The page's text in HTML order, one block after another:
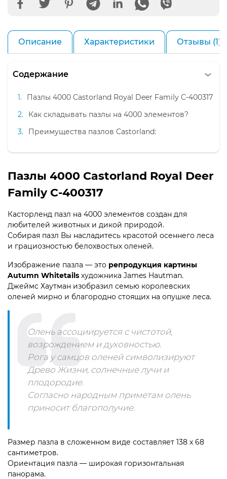
Описание Характеристики Отзывы (1)
Содержание
Пазлы 4000 Castorland Royal Deer Family C-400317
Как складывать пазлы на 4000 элементов?
Преимущества пазлов Castorland:
Пазлы 4000 Castorland Royal Deer
Family C-400317
Касторленд пазл на 4000 элементов создан для
любителей животных и дикой природой.
Собирая пазл Вы насладитесь красотой осеннего леса
и грациозностью белохвостых оленей.
Изображение пазла — это репродукция картины
Autumn Whitetails художника James Hautman.
Джеймс Хаутман изобразил семью королевских
оленей мирно и благородно стоящих на опушке леса.
Олень ассоциируется с чистотой,
возрождением и духовностью.
Рога у самцов оленей символизируют
Древо Жизни, солнечные лучи и
плодородие.
Согласно народным приметам олень
приносит благополучие.
Размер пазла в сложенном виде составляет 138 х 68
сантиметров.
Ориентация пазла — широкая горизонтальная
панорама.